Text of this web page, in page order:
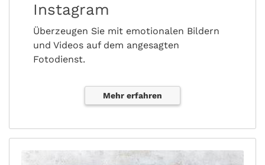
Instagram
Überzeugen Sie mit emotionalen Bildern
und Videos auf dem angesagten
Fotodienst.
Mehr erfahren